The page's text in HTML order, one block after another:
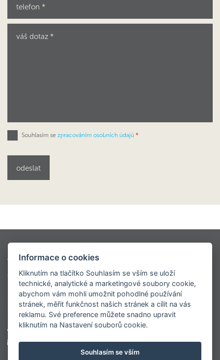
Souhlasím se zpracováním osobních údajů *
Kontio styly
Virtuální prohlídky
Modely dřevostaveb KONTIO
Ceník
O nás Napsali o nás
Realizace
Roubenky
Sruby
Velké luxusní srubové domy
Srubové chaty
Virtuální prohlídka centrály
marketing@kontio.cz
Informace o cookies
Kliknutím na tlačítko Souhlasím se vším se uloží
technické, analytické a marketingové soubory cookie,
abychom vám mohli umožnit pohodlné používání
stránek, měřit funkčnost našich stránek a cílit na vás
reklamu. Své preference můžete snadno upravit
kliknutím na Nastavení souborů cookie.
Souhlasím se vším